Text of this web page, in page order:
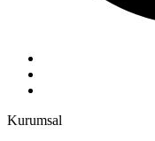
Kurumsal